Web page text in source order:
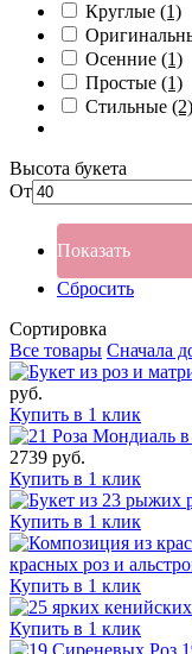
Круглые (1)
Осенние (1)
Простые (1)
Стильные (2)
Высота букета
От
Показать
Сбросить
Сортировка
Все товары Сначала
руб.
Купить в 1 клик
2739 руб.
Купить в 1 клик
Купить в 1 клик
красных роз и
Купить в 1 клик
Купить в 1 клик